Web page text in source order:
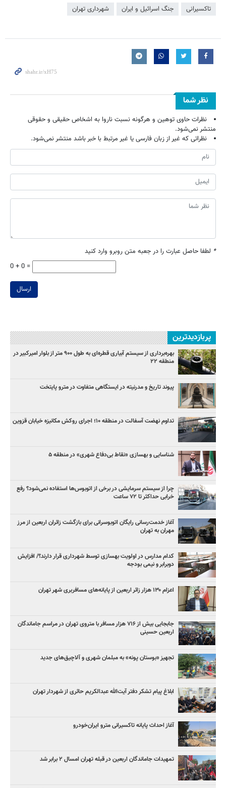
تاکسیرانی جنگ اسرائیل و ایران شهرداری تهران
نظر شما
نظرات حاوی توهین و هرگونه نسبت ناروا به اشخاص حقیقی و حقوقی
منتشر نمی‌شود.
نظراتی که غیر از زبان فارسی یا غیر مرتبط با خبر باشد منتشر نمی‌شود.
* لطفا حاصل عبارت را در جعبه متن روبرو وارد کنید
0 + 0 =
ارسال
پربازدیدترین
بهره‌برداری از سیستم آبیاری قطره‌ای به طول ۹۰۰ متر از بلوار امیرکبیر در
منطقه ۲۲
پیوند تاریخ و مدرنیته در ایستگاهی متفاوت در مترو پایتخت
تداوم نهضت آسفالت در منطقه ۱۰؛ اجرای روکش مکانیزه خیابان قزوین
شناسایی و بهسازی «نقاط بی‌دفاع شهری» در منطقه ۵
چرا از سیستم سرمایشی در برخی از اتوبوس‌ها استفاده نمی‌شود؟ رفع
خرابی حداکثر تا ۷۲ ساعت
آغاز خدمت‌رسانی رایگان اتوبوسرانی برای بازگشت زائران اربعین از مرز
مهران به تهران
کدام مدارس در اولویت بهسازی توسط شهرداری قرار دارند؟/ افزایش
دوبرابر و نیمی بودجه
اعزام ۱۳۰ هزار زائر اربعین از پایانه‌های مسافربری شهر تهران
جابجایی بیش از ۷۱۶ هزار مسافر با متروی تهران در مراسم جاماندگان
اربعین حسینی
تجهیز «بوستان پونه» به مبلمان شهری و آلاچیق‌های جدید
ابلاغ پیام تشکر دفتر آیت‌الله عبدالکریم حائری از شهردار تهران
آغاز احداث پایانه تاکسیرانی مترو ایران‌خودرو
تمهیدات جاماندگان اربعین در قبله تهران امسال ۲ برابر شد